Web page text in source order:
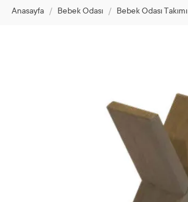
Anasayfa / Bebek Odası / Bebek Odası Takımı